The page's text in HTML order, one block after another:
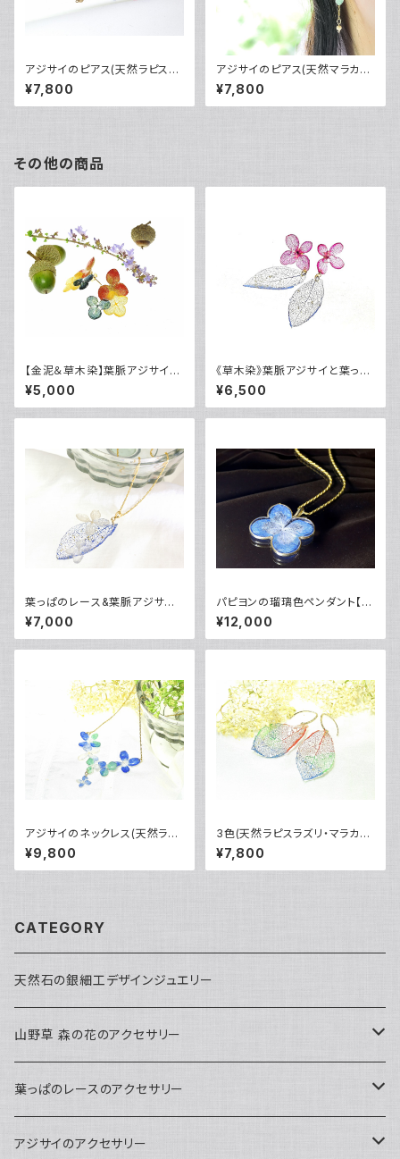
アジサイのピアス(天然ラピスラ
ズリ・桃色珊瑚)・14kgf《イヤリ
ングに交換可》
¥7,800
アジサイのピアス(天然マラカイ
ト・桃色サンゴ)・14kgf《イヤリ
ングに交換可》
¥7,800
その他の商品
【金泥＆草木染】葉脈アジサイの
秋色ピアス・14kgf
¥5,000
《草木染》葉脈アジサイと葉っぱ
のレースのピアス(天然ラピスラ
ズリ染め)・14kgf《イヤリング
可》
¥6,500
葉っぱのレース&葉脈アジサイ
の花筏ペンダント(天然ラピスラ
ズリ染め)・14kgf
¥7,000
パピヨンの瑠璃色ペンダント【ア
ジサイの花・天然ラピスラズリ・
銀泥染】・24kgp (silver950)
¥12,000
アジサイのネックレス(天然ラピ
スラズリ・マラカイト染)14kgf
¥9,800
3色(天然ラピスラズリ・マラカイ
ト・本朱)と純金で色づいた・葉っ
ぱのレースのピアス 編集する
¥7,800
CATEGORY
天然石の銀細工デザインジュエリー
山野草 森の花のアクセサリー
ペンダント
ピアス
葉っぱのレースのアクセサリー
ネックレス
アジサイのアクセサリー